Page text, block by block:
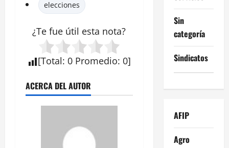
elecciones
¿Te fue útil esta nota?
[Total: 0 Promedio: 0]
ACERCA DEL AUTOR
Sin
categoría
Sindicatos
AFIP
Agro